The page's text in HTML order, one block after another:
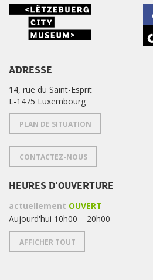
ADRESSE
14, rue du Saint-Esprit
L-1475 Luxembourg
PLAN DE SITUATION
CONTACTEZ-NOUS
HEURES D'OUVERTURE
actuellement OUVERT
Aujourd'hui 10h00 – 20h00
AFFICHER TOUT